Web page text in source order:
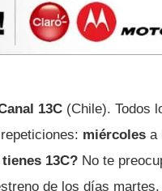
13C (Chile). Todos
miércoles a
13C? No te
de los dí­as martes,